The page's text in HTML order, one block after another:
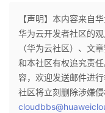
【声明】本内容来自
华为云开发者社区的
（华为云社区）、文
和本社区有权追究责
容，欢迎发送邮件进
社区将立刻删除涉嫌侵